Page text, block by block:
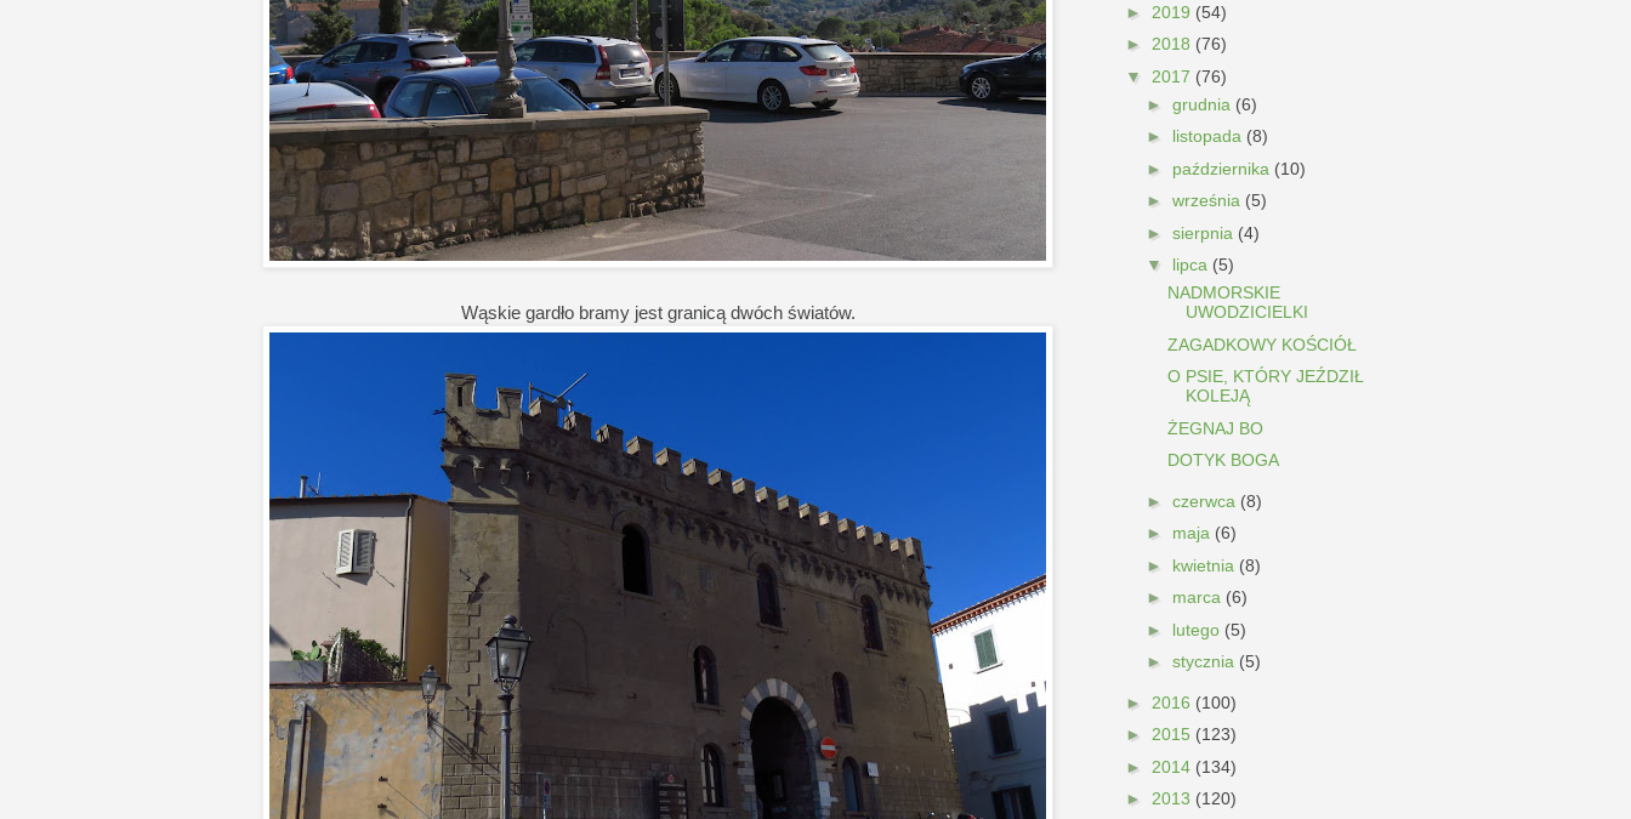
Wąskie gardło bramy jest granicą dwóch światów.
► 2019 (54)
► 2018 (76)
▼ 2017 (76)
► grudnia (6)
► listopada (8)
► października (10)
► września (5)
► sierpnia (4)
▼ lipca (5)
NADMORSKIE
UWODZICIELKI
ZAGADKOWY KOŚCIÓŁ
O PSIE, KTÓRY JEŹDZIŁ
KOLEJĄ
ŻEGNAJ BO
DOTYK BOGA
► czerwca (8)
► maja (6)
► kwietnia (8)
► marca (6)
► lutego (5)
► stycznia (5)
► 2016 (100)
► 2015 (123)
► 2014 (134)
► 2013 (120)